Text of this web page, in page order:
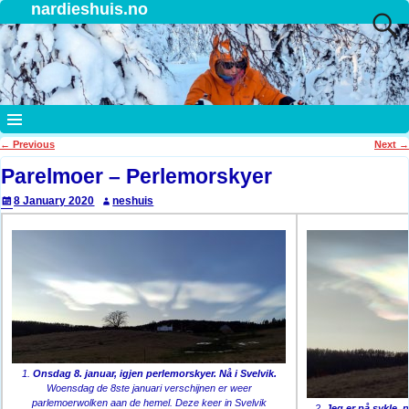
nardieshuis.no
Post navigation
← Previous Next →
Parelmoer – Perlemorskyer
8 January 2020 neshuis
1. Onsdag 8. januar, igjen perlemorskyer. Nå i Svelvik.
Woensdag de 8ste januari verschijnen er weer
parlemoerwolken aan de hemel. Deze keer in Svelvik